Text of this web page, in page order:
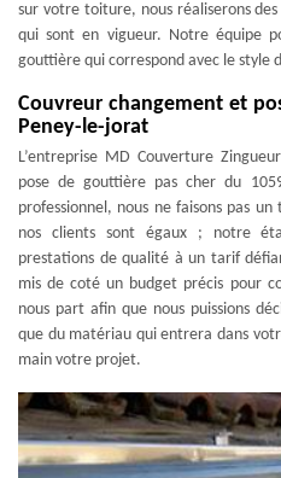
sur votre toiture, nous réaliserons
qui sont en vigueur. Notre équipe
gouttière qui correspond avec le style
Couvreur changement et
Peney-le-jorat
L’entreprise MD Couverture
pose de gouttière pas cher du
professionnel, nous ne faisons pas
nos clients sont égaux ; notre
prestations de qualité à un tarif
mis de coté un budget précis pour
nous part afin que nous puissions
que du matériau qui entrera dans
main votre projet.